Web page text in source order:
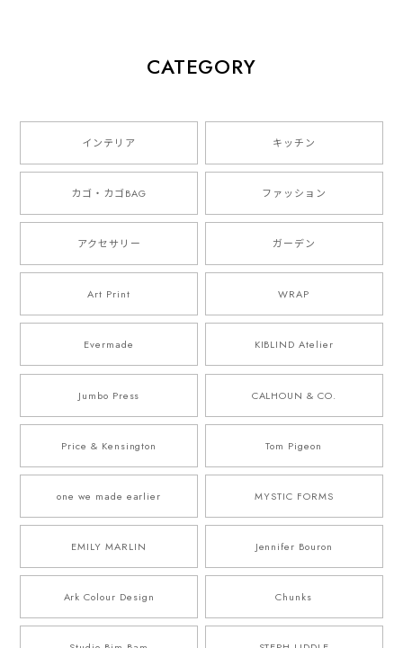
CATEGORY
インテリア キッチン
カゴ・カゴBAG ファッション
アクセサリー ガーデン
Art Print WRAP
Evermade KIBLIND Atelier
Jumbo Press CALHOUN & CO.
Price & Kensington Tom Pigeon
one we made earlier MYSTIC FORMS
EMILY MARLIN Jennifer Bouron
Ark Colour Design Chunks